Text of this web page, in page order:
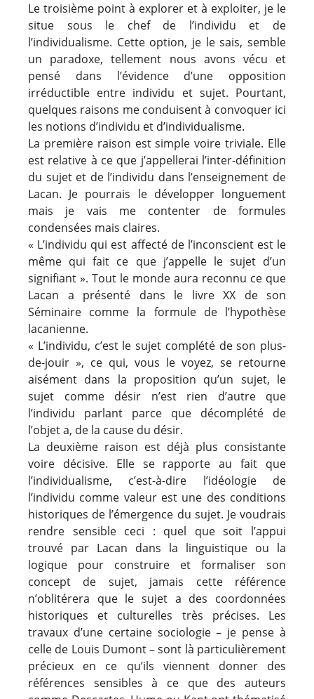
Le troisième point à explorer et à exploiter, je le
situe sous le chef de l’individu et de
l’individualisme. Cette option, je le sais, semble
un paradoxe, tellement nous avons vécu et
pensé dans l’évidence d’une opposition
irréductible entre individu et sujet. Pourtant,
quelques raisons me conduisent à convoquer ici
les notions d’individu et d’individualisme.
La première raison est simple voire triviale. Elle
est relative à ce que j’appellerai l’inter-définition
du sujet et de l’individu dans l’enseignement de
Lacan. Je pourrais le développer longuement
mais je vais me contenter de formules
condensées mais claires.
« L’individu qui est affecté de l’inconscient est le
même qui fait ce que j’appelle le sujet d’un
signifiant ». Tout le monde aura reconnu ce que
Lacan a présenté dans le livre XX de son
Séminaire comme la formule de l’hypothèse
lacanienne.
« L’individu, c’est le sujet complété de son plus-
de-jouir », ce qui, vous le voyez, se retourne
aisément dans la proposition qu’un sujet, le
sujet comme désir n’est rien d’autre que
l’individu parlant parce que décomplété de
l’objet a, de la cause du désir.
La deuxième raison est déjà plus consistante
voire décisive. Elle se rapporte au fait que
l’individualisme, c’est-à-dire l’idéologie de
l’individu comme valeur est une des conditions
historiques de l’émergence du sujet. Je voudrais
rendre sensible ceci : quel que soit l’appui
trouvé par Lacan dans la linguistique ou la
logique pour construire et formaliser son
concept de sujet, jamais cette référence
n’oblitérera que le sujet a des coordonnées
historiques et culturelles très précises. Les
travaux d’une certaine sociologie – je pense à
celle de Louis Dumont – sont là particulièrement
précieux en ce qu’ils viennent donner des
références sensibles à ce que des auteurs